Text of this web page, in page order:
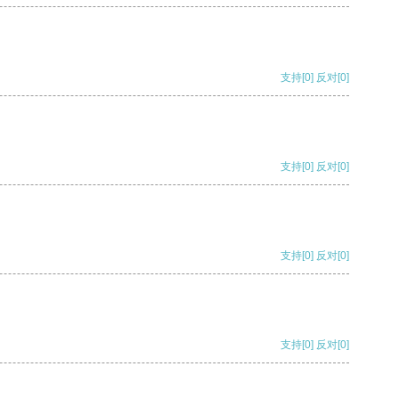
支持[0] 反对[0]
支持[0] 反对[0]
支持[0] 反对[0]
支持[0] 反对[0]